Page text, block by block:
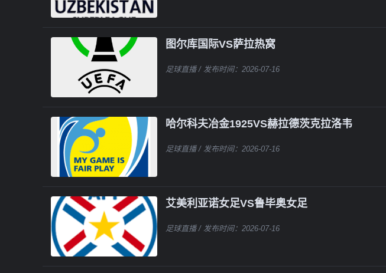
图尔库国际VS萨拉热窝
足球直播/ 发布时间：2026-07-16
哈尔科夫冶金1925VS赫拉德茨克拉洛韦
足球直播/ 发布时间：2026-07-16
艾美利亚诺女足VS鲁毕奥女足
足球直播/ 发布时间：2026-07-16